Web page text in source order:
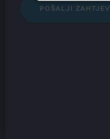
POŠALJI ZAHTJEV